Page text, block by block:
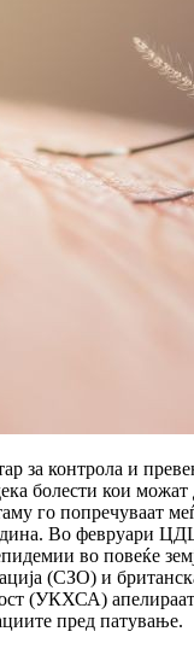
за контрола и
болести кои можат
го попречуваат
Во февруари
во повеќе
(СЗО) и
(УКХСА)
пред патување.